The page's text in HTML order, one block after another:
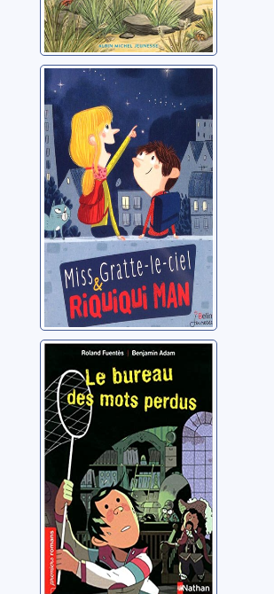
Miss Gratte-le-
ciel & Riquiqui
Man
Beau, Sandrine
Le bureau des
mots perdus
Fuentès, Roland